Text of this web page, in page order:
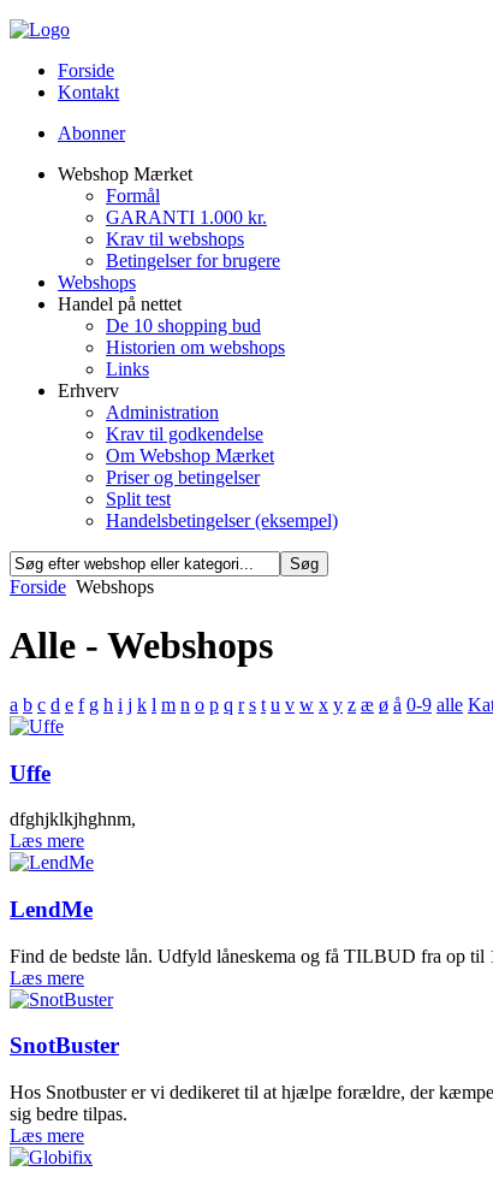
Forside
Kontakt
Abonner
Webshop Mærket
Formål
GARANTI 1.000 kr.
Krav til webshops
Betingelser for brugere
Webshops
Handel på nettet
De 10 shopping bud
Historien om webshops
Links
Erhverv
Administration
Krav til godkendelse
Om Webshop Mærket
Priser og betingelser
Split test
Handelsbetingelser (eksempel)
Forside Webshops
Alle - Webshops
a b c d e f g h i j k l m n o p q r s t u v w x y z æ ø å 0-9 alle
Uffe
dfghjklkjhghnm,
Læs mere
LendMe
Find de bedste lån. Udfyld låneskema og få TILBUD fra op
Læs mere
SnotBuster
Hos Snotbuster er vi dedikeret til at hjælpe forældre, der
sig bedre tilpas.
Læs mere